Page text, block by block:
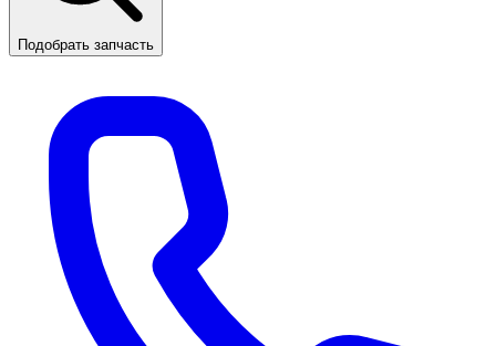
Подобрать запчасть